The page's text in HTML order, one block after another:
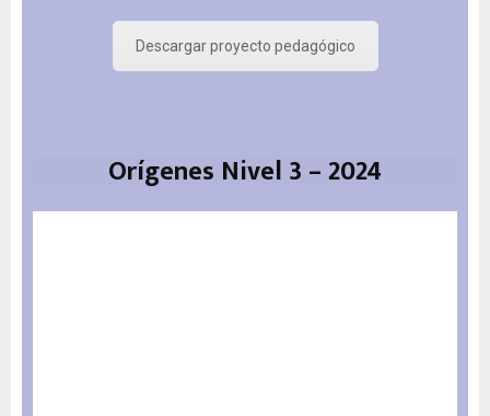
Descargar proyecto pedagógico
Orígenes Nivel 3 – 2024